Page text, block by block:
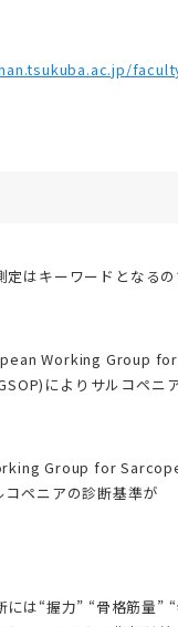
定はキーワードとなる
Working Group
によりサルコペニ
Group for
コペニアの診断基準が
には“握力” “骨格筋量”